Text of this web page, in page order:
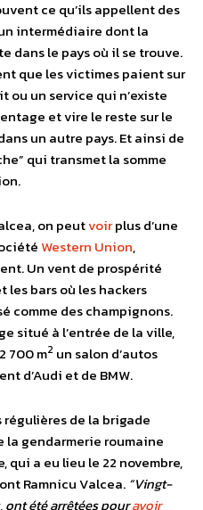
ce qu’ils appellent des
un intermédiaire dont la
dans le pays où il se trouve.
que les victimes paient sur
ou un service qui n’existe
et vire le reste sur le
un autre pays. Et ainsi de
qui transmet la somme
on peutvoirplus d’une
Western Union,
Un vent de prospérité
les bars où les hackers
comme des champignons.
situé à l’entrée de la ville,
700 m2 un salon d’autos
d’Audi et de BMW.
de la brigade
la gendarmerie roumaine
qui a eu lieu le 22 novembre,
Ramnicu Valcea. “Vingt-
ont été arrêtées pouravoir